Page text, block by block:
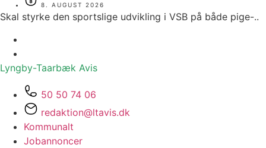
8. AUGUST 2026
Skal styrke den sportslige udvikling i VSB på både pige-..
Lyngby-Taarbæk Avis
50 50 74 06
redaktion@ltavis.dk
Kommunalt
Jobannoncer